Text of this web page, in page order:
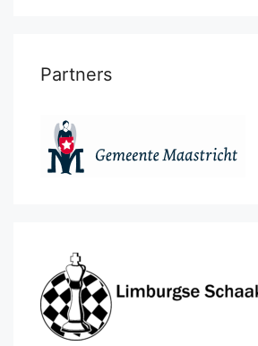
Partners